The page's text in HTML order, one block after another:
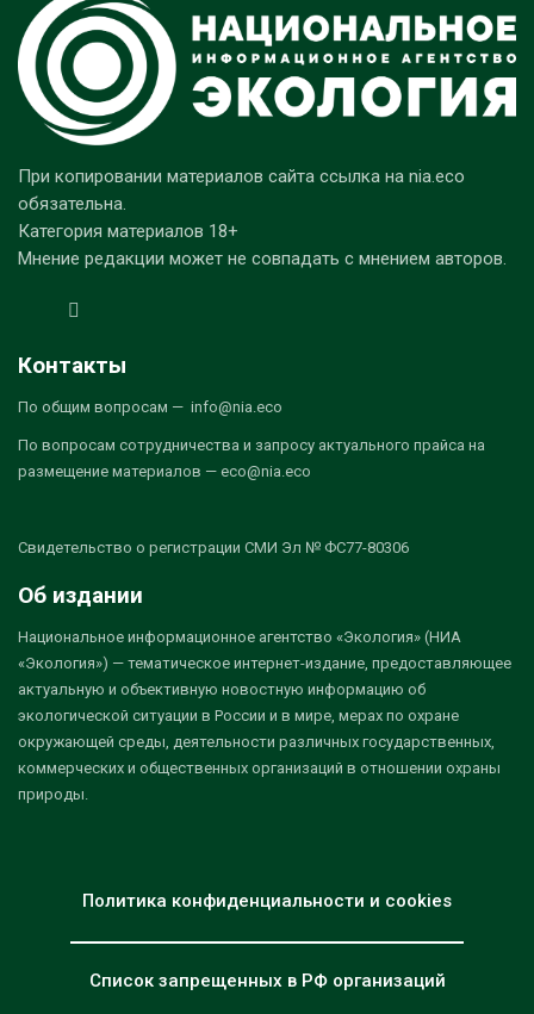
При копировании материалов сайта ссылка на nia.eco
обязательна.
Категория материалов 18+
Мнение редакции может не совпадать с мнением авторов.
Контакты
По общим вопросам — info@nia.eco
По вопросам сотрудничества и запросу актуального прайса на
размещение материалов — eco@nia.eco
Свидетельство о регистрации СМИ Эл № ФС77-80306
Об издании
Национальное информационное агентство «Экология» (НИА
«Экология») — тематическое интернет-издание, предоставляющее
актуальную и объективную новостную информацию об
экологической ситуации в России и в мире, мерах по охране
окружающей среды, деятельности различных государственных,
коммерческих и общественных организаций в отношении охраны
природы.
Политика конфиденциальности и cookies
Список запрещенных в РФ организаций